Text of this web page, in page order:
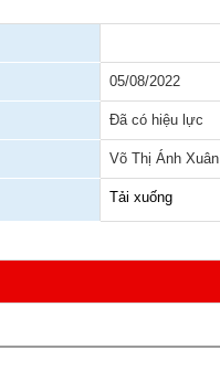
05/08/2022
Đã có hiệu lực
Võ Thị Ánh Xuân
Tải xuống